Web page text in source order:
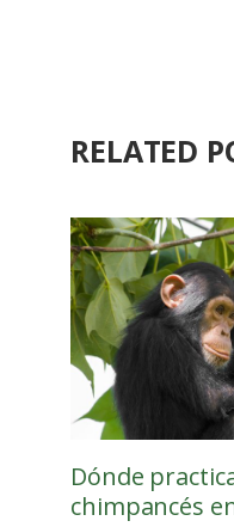
RELATED
Dónde
chimpancés